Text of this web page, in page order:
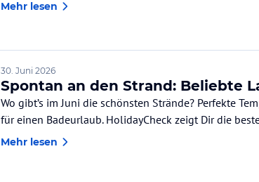
Mehr lesen
30. Juni 2026
Spontan an den Strand: Beliebte
Wo gibt’s im Juni die schönsten Strände? Perfekte
für einen Badeurlaub. HolidayCheck zeigt Dir die
Mehr lesen